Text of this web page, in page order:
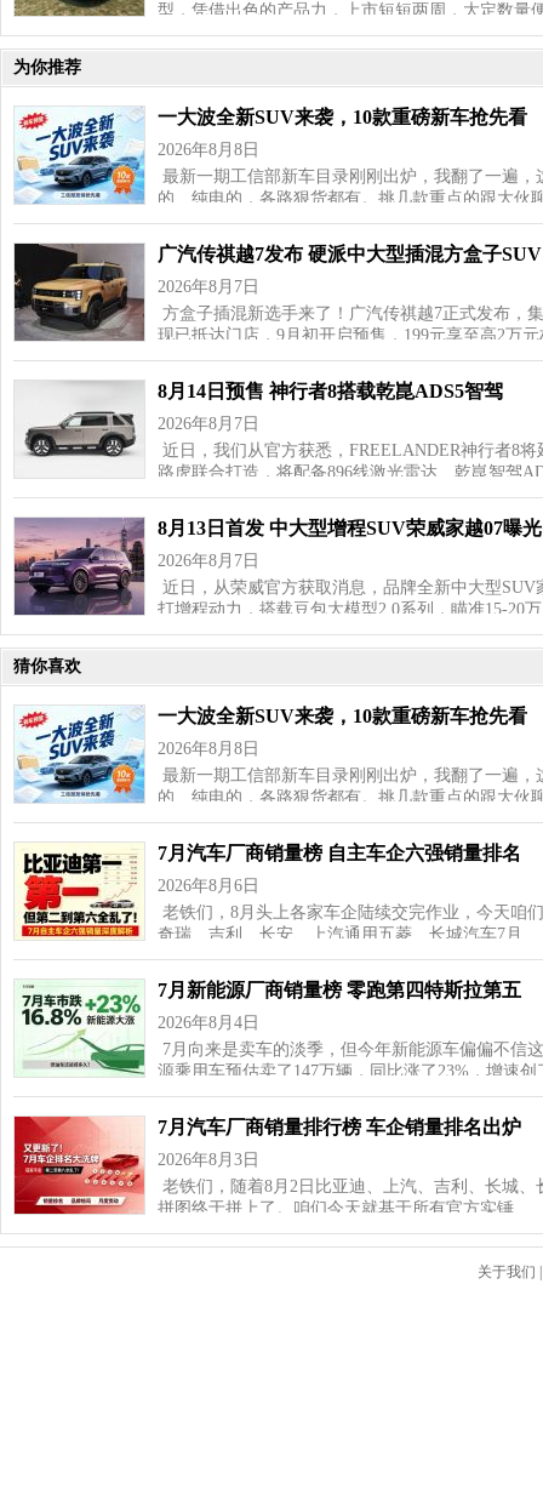
型，凭借出色的产品力，上市短短两周，大定数量
为你推荐
一大波全新SUV来袭，10款重磅新车抢先看
2026年8月8日
最新一期工信部新车目录刚刚出炉，我翻了一遍
的、纯电的，各路狠货都有。挑几款重点的跟大伙
广汽传祺越7发布 硬派中大型插混方盒子SUV
2026年8月7日
方盒子插混新选手来了！广汽传祺越7正式发布，
现已抵达门店，9月初开启预售，199元享至高2万
8月14日预售 神行者8搭载乾崑ADS5智驾
2026年8月7日
近日，我们从官方获悉，FREELANDER神行者8
路虎联合打造，将配备896线激光雷达、乾崑智驾
8月13日首发 中大型增程SUV荣威家越07曝光
2026年8月7日
近日，从荣威官方获取消息，品牌全新中大型
打增程动力，搭载豆包大模型2.0系列，瞄准15‑20
猜你喜欢
一大波全新SUV来袭，10款重磅新车抢先看
2026年8月8日
最新一期工信部新车目录刚刚出炉，我翻了一遍
的、纯电的，各路狠货都有。挑几款重点的跟大伙
7月汽车厂商销量榜 自主车企六强销量排名
2026年8月6日
老铁们，8月头上各家车企陆续交完作业，今天
奇瑞、吉利、长安、上汽通用五菱、长城汽车7月…
7月新能源厂商销量榜 零跑第四特斯拉第五
2026年8月4日
7月向来是卖车的淡季，但今年新能源车偏偏不信
源乘用车预估卖了147万辆，同比涨了23%，增速
7月汽车厂商销量排行榜 车企销量排名出炉
2026年8月3日
老铁们，随着8月2日比亚迪、上汽、吉利、长城
拼图终于拼上了。咱们今天就基于所有官方实锤…
关于我们